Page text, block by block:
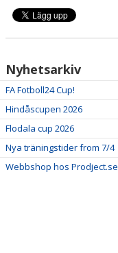
GÄSTBOK
Nyhetsarkiv
FA Fotboll24 Cup!
Hindåscupen 2026
Flodala cup 2026
Nya träningstider from 7/4
Webbshop hos Prodject.se